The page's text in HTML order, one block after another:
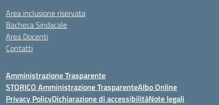
Area inclusione riservata
Bacheca Sindacale
Area Docenti
Contatti
Amministrazione Trasparente
STORICO Amministrazione TrasparenteAlbo Online
Privacy PolicyDichiarazione di accessibilitàNote legali